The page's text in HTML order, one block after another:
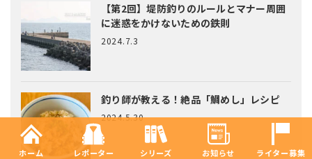
【第2回】堤防釣りのルールとマナー周囲
に迷惑をかけないための鉄則
2024.7.3
釣り師が教える！絶品「鯛めし」レシピ
2024.5.30
ホーム レポーター シリーズ お知らせ ライター募集